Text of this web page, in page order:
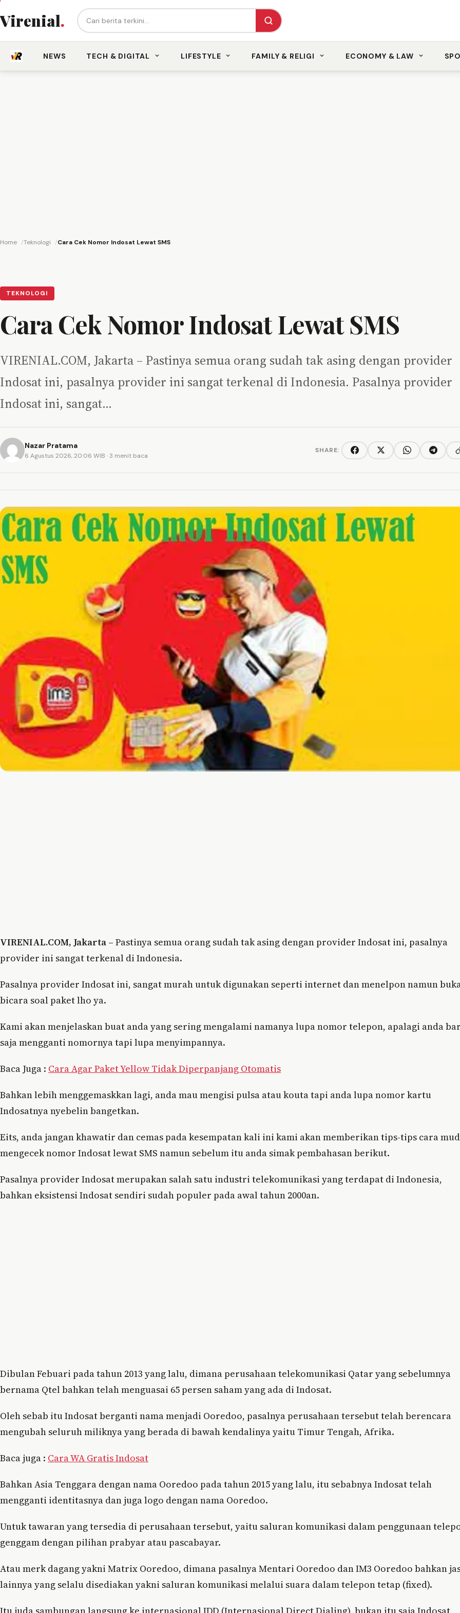
Virenial. Cari berita...
NEWS TECH & DIGITAL LIFESTYLE FAMILY & RELIGI ECONOMY & LAW
Home Teknologi Cara Cek Nomor Indosat Lewat SMS
TEKNOLOGI
Cara Cek Nomor Indosat Lewat SMS
VIRENIAL.COM, Jakarta – Pastinya semua orang sudah tak asing dengan provider
Indosat ini, pasalnya provider ini sangat terkenal di Indonesia. Pasalnya provider
Indosat ini, sangat…
Nazar Pratama
6 Agustus 2026, 20:06 WIB · 3 menit baca
SHARE: FacebookTwitter/XWhatsAppTelegram
VIRENIAL.COM, Jakarta – Pastinya semua orang sudah tak asing dengan provider Indosat ini, pasalnya
provider ini sangat terkenal di Indonesia.
Pasalnya provider Indosat ini, sangat murah untuk digunakan seperti internet dan menelpon namun
bicara soal paket lho ya.
Kami akan menjelaskan buat anda yang sering mengalami namanya lupa nomor telepon, apalagi anda
saja mengganti nomornya tapi lupa menyimpannya.
Baca Juga : Cara Agar Paket Yellow Tidak Diperpanjang Otomatis
Bahkan lebih menggemaskkan lagi, anda mau mengisi pulsa atau kouta tapi anda lupa nomor kartu
Indosatnya nyebelin bangetkan.
Eits, anda jangan khawatir dan cemas pada kesempatan kali ini kami akan memberikan tips-tips cara
mengecek nomor Indosat lewat SMS namun sebelum itu anda simak pembahasan berikut.
Pasalnya provider Indosat merupakan salah satu industri telekomunikasi yang terdapat di Indonesia,
bahkan eksistensi Indosat sendiri sudah populer pada awal tahun 2000an.
Dibulan Febuari pada tahun 2013 yang lalu, dimana perusahaan telekomunikasi Qatar yang sebelumnya
bernama Qtel bahkan telah menguasai 65 persen saham yang ada di Indosat.
Oleh sebab itu Indosat berganti nama menjadi Ooredoo, pasalnya perusahaan tersebut telah berencara
mengubah seluruh miliknya yang berada di bawah kendalinya yaitu Timur Tengah, Afrika.
Baca juga : Cara WA Gratis Indosat
Bahkan Asia Tenggara dengan nama Ooredoo pada tahun 2015 yang lalu, itu sebabnya Indosat telah
mengganti identitasnya dan juga logo dengan nama Ooredoo.
Untuk tawaran yang tersedia di perusahaan tersebut, yaitu saluran komunikasi dalam penggunaan
genggam dengan pilihan prabyar atau pascabayar.
Atau merk dagang yakni Matrix Ooredoo, dimana pasalnya Mentari Ooredoo dan IM3 Ooredoo bahkan
lainnya yang selalu disediakan yakni saluran komunikasi melalui suara dalam telepon tetap (fixed).